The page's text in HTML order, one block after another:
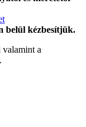
belül kézbesítjük.
valamint a